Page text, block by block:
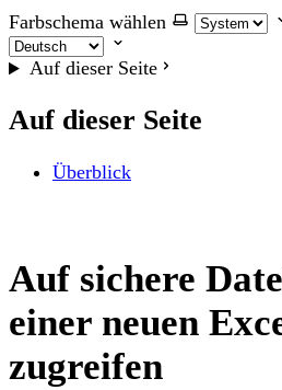
Farbschema wählen
Auf dieser Seite
Auf dieser Seite
Überblick
Auf sichere
einer neuen
zugreifen